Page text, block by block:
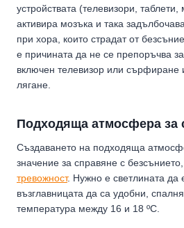
устройствата (телевизори,
активира мозъка и така
при хора, които страдат от
е причината да не се препоръчва
включен телевизор или сърфиране
лягане.
Подходяща атмосфера за
Създаването на подходяща
значение за справяне с
тревожност. Нужно е светлината да
възглавницата да са удобни,
температура между 16 и 18 ºC.